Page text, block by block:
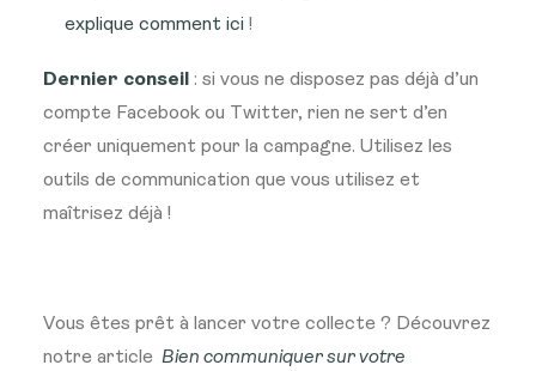
explique comment ici !
Dernier conseil : si vous ne disposez pas déjà d’un
compte Facebook ou Twitter, rien ne sert d’en
créer uniquement pour la campagne. Utilisez les
outils de communication que vous utilisez et
maîtrisez déjà !
Vous êtes prêt à lancer votre collecte ? Découvrez
notre article Bien communiquer sur votre